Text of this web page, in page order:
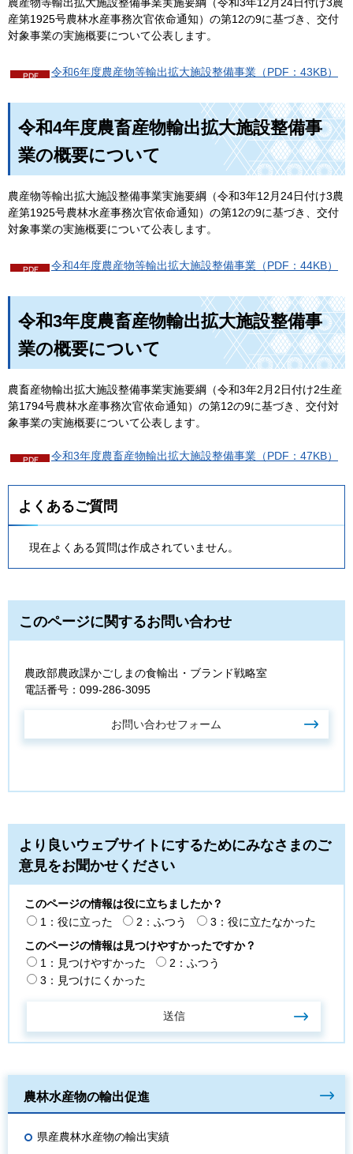
産第1925号農林水産事務次官依命通知）の第12の9に基づき、交付
対象事業の実施概要について公表します。
令和6年度農産物等輸出拡大施設整備事業（PDF：43KB）
令和4年度農畜産物輸出拡大施設整備事
業の概要について
農産物等輸出拡大施設整備事業実施要綱（令和3年12月24日付け3農
産第1925号農林水産事務次官依命通知）の第12の9に基づき、交付
対象事業の実施概要について公表します。
令和4年度農産物等輸出拡大施設整備事業（PDF：44KB）
令和3年度農畜産物輸出拡大施設整備事
業の概要について
農畜産物輸出拡大施設整備事業実施要綱（令和3年2月2日付け2生産
第1794号農林水産事務次官依命通知）の第12の9に基づき、交付対
象事業の実施概要について公表します。
令和3年度農畜産物輸出拡大施設整備事業（PDF：47KB）
よくあるご質問
現在よくある質問は作成されていません。
このページに関するお問い合わせ
農政部農政課かごしまの食輸出・ブランド戦略室
電話番号：099-286-3095
より良いウェブサイトにするためにみなさまのご
意見をお聞かせください
このページの情報は役に立ちましたか？
1：役に立った
2：ふつう
3：役に立たなかった
このページの情報は見つけやすかったですか？
1：見つけやすかった
2：ふつう
3：見つけにくかった
農林水産物の輸出促進
県産農林水産物の輸出実績